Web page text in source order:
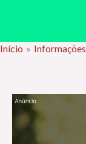
Ir
conteúdo
Início Informações